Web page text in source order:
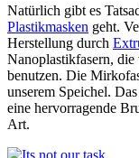
Natürlich gibt es
Plastikmasken geht.
Herstellung durch
Nanoplastikfasern,
benutzen. Die
unserem Speichel.
eine hervorragende
Art.